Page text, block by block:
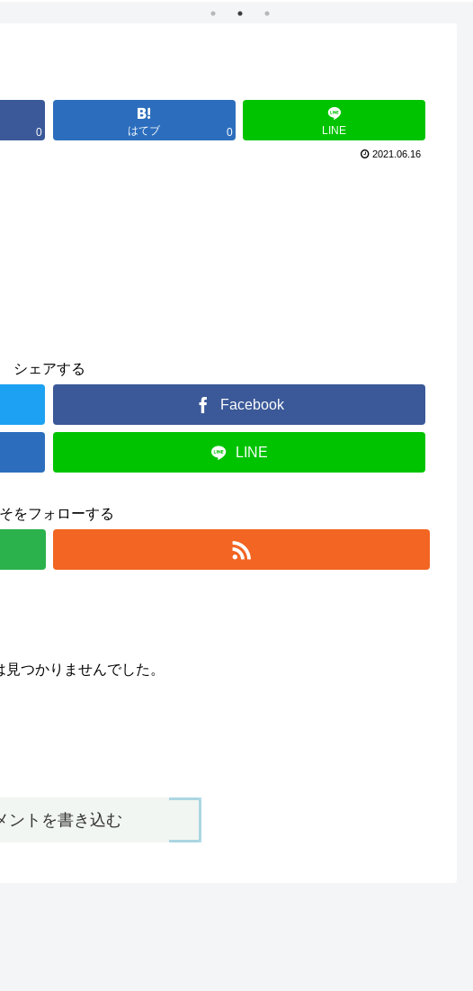
0 はてブ 0 LINE
2021.06.16
シェアする
Facebook
LINE
をフォローする
見つかりませんでした。
ントを書き込む